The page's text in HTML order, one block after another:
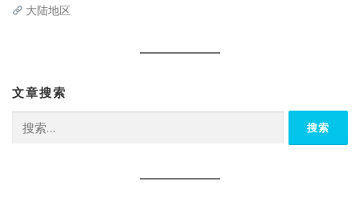
大陆地区
文章搜索
索：